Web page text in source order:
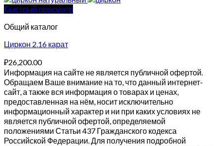
Быстрый просмотр
Общий каталог
Циркон 2.16 карат
₽26,200.00
Информация на сайте не является публичной офертой.
Обращаем Ваше внимание на то, что данный интернет-
сайт, а также вся информация о товарах и ценах,
предоставленная на нём, носит исключительно
информационный характер и ни при каких условиях не
является публичной офертой, определяемой
положениями Статьи 437 Гражданского кодекса
Российской Федерации. Для получения подробной